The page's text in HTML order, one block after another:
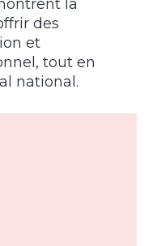
la
des
et
tout en
national.